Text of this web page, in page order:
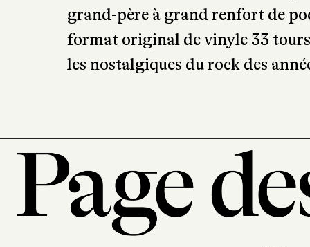
grand-père à grand renfort de
format original de vinyle 33
les nostalgiques du rock des